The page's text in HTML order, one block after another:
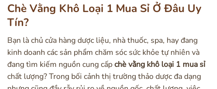
Chè Vằng Khô Loại 1 Mua Sỉ Ở Đâu Uy
Tín?
Bạn là chủ cửa hàng dược liệu, nhà thuốc, spa, hay đang
kinh doanh các sản phẩm chăm sóc sức khỏe tự nhiên và
đang tìm kiếm nguồn cung cấpchè vằng khô loại 1 mua sỉ
chất lượng? Trong bối cảnh thị trường thảo dược đa dạng